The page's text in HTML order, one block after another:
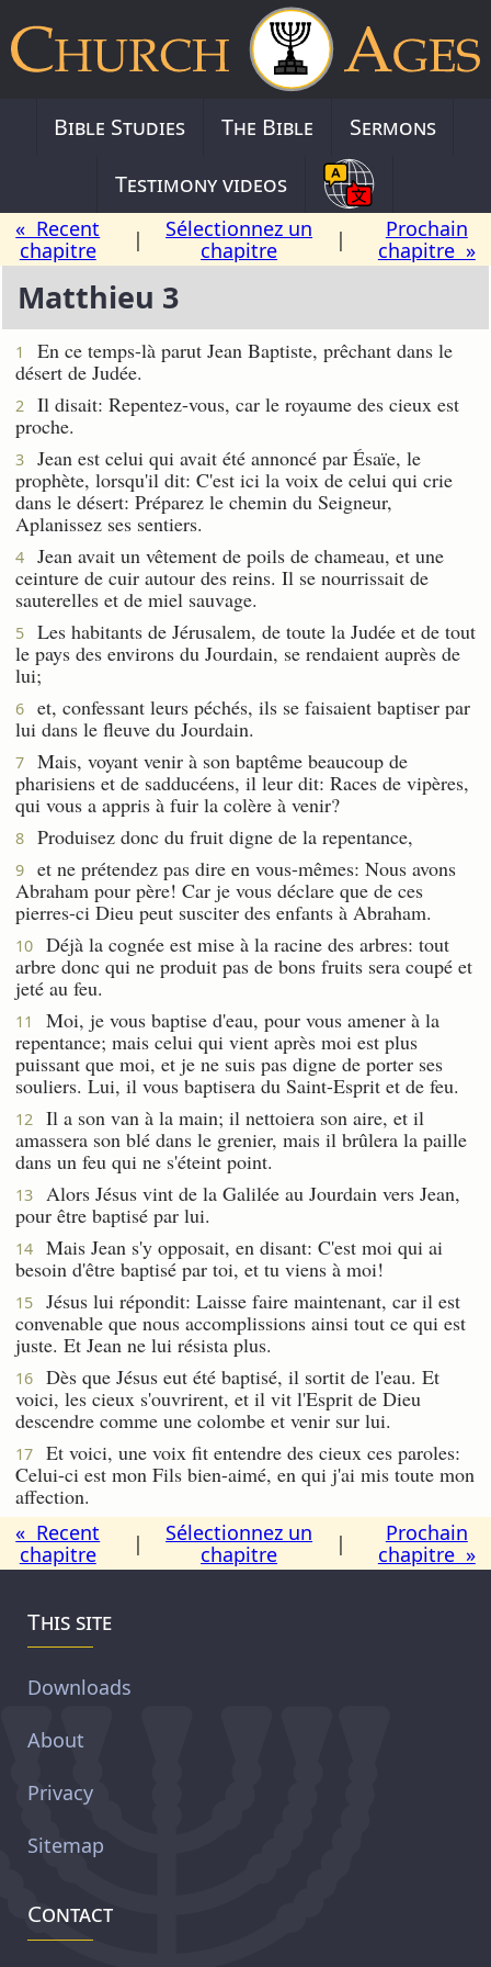
Bible Studies The Bible
Sermons
Testimony videos
« Recent
chapitre
|
Sélectionnez un
chapitre
|
Prochain
chapitre »
Matthieu 3
1
En ce temps-là parut Jean Baptiste, prêchant dans le
désert de Judée.
2
Il disait: Repentez-vous, car le royaume des cieux est
proche.
3
Jean est celui qui avait été annoncé par Ésaïe, le
prophète, lorsqu'il dit: C'est ici la voix de celui qui crie
dans le désert: Préparez le chemin du Seigneur,
Aplanissez ses sentiers.
4
Jean avait un vêtement de poils de chameau, et une
ceinture de cuir autour des reins. Il se nourrissait de
sauterelles et de miel sauvage.
5
Les habitants de Jérusalem, de toute la Judée et de tout
le pays des environs du Jourdain, se rendaient auprès de
lui;
6
et, confessant leurs péchés, ils se faisaient baptiser par
lui dans le fleuve du Jourdain.
7
Mais, voyant venir à son baptême beaucoup de
pharisiens et de sadducéens, il leur dit: Races de vipères,
qui vous a appris à fuir la colère à venir?
8 Produisez donc du fruit digne de la repentance,
9
et ne prétendez pas dire en vous-mêmes: Nous avons
Abraham pour père! Car je vous déclare que de ces
pierres-ci Dieu peut susciter des enfants à Abraham.
10
Déjà la cognée est mise à la racine des arbres: tout
arbre donc qui ne produit pas de bons fruits sera coupé et
jeté au feu.
11
Moi, je vous baptise d'eau, pour vous amener à la
repentance; mais celui qui vient après moi est plus
puissant que moi, et je ne suis pas digne de porter ses
souliers. Lui, il vous baptisera du Saint-Esprit et de feu.
12
Il a son van à la main; il nettoiera son aire, et il
amassera son blé dans le grenier, mais il brûlera la paille
dans un feu qui ne s'éteint point.
13
Alors Jésus vint de la Galilée au Jourdain vers Jean,
pour être baptisé par lui.
14
Mais Jean s'y opposait, en disant: C'est moi qui ai
besoin d'être baptisé par toi, et tu viens à moi!
15
Jésus lui répondit: Laisse faire maintenant, car il est
convenable que nous accomplissions ainsi tout ce qui est
juste. Et Jean ne lui résista plus.
16
Dès que Jésus eut été baptisé, il sortit de l'eau. Et
voici, les cieux s'ouvrirent, et il vit l'Esprit de Dieu
descendre comme une colombe et venir sur lui.
17
Et voici, une voix fit entendre des cieux ces paroles:
Celui-ci est mon Fils bien-aimé, en qui j'ai mis toute mon
affection.
« Recent
chapitre
|
Sélectionnez un
chapitre
|
Prochain
chapitre »
This site
Downloads
About
Privacy
Sitemap
Contact